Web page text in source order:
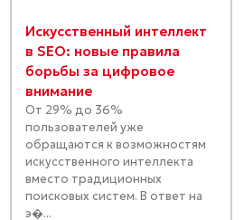
Искусственный интеллект
в SEO: новые правила
борьбы за цифровое
внимание
От 29% до 36%
пользователей уже
обращаются к возможностям
искусственного интеллекта
вместо традиционных
поисковых систем. В ответ на
э�...